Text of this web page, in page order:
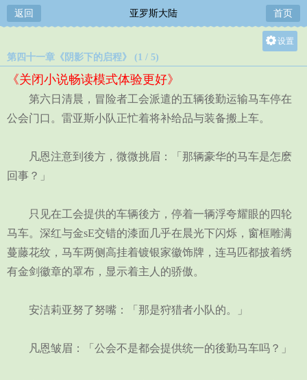
返回 亚罗斯大陆 首页
设置
中
第四十一章《阴影下的启程》 (1 / 5)
《关闭小说畅读模式体验更好》
第六日清晨，冒险者工会派遣的五辆後勤运输马车停在
公会门口。雷亚斯小队正忙着将补给品与装备搬上车。
凡恩注意到後方，微微挑眉：「那辆豪华的马车是怎麽
回事？」
只见在工会提供的车辆後方，停着一辆浮夸耀眼的四轮
马车。深红与金sE交错的漆面几乎在晨光下闪烁，窗框雕满
蔓藤花纹，马车两侧高挂着镀银家徽饰牌，连马匹都披着绣
有金剑徽章的罩布，显示着主人的骄傲。
安洁莉亚努了努嘴：「那是狩猎者小队的。」
凡恩皱眉：「公会不是都会提供统一的後勤马车吗？」